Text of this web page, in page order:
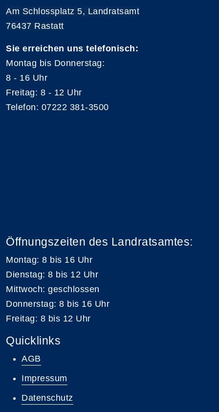
Am Schlossplatz 5, Landratsamt
76437 Rastatt
Sie erreichen uns telefonisch:
Montag bis Donnerstag:
8 - 16 Uhr
Freitag: 8 - 12 Uhr
Telefon: 07222 381-3500
Öffnungszeiten des Landratsamtes:
Montag: 8 bis 16 Uhr
Dienstag: 8 bis 12 Uhr
Mittwoch: geschlossen
Donnerstag: 8 bis 16 Uhr
Freitag: 8 bis 12 Uhr
Quicklinks
AGB
Impressum
Datenschutz